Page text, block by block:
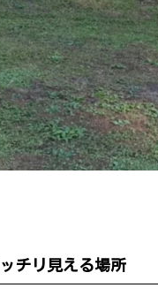
チリ見える場所